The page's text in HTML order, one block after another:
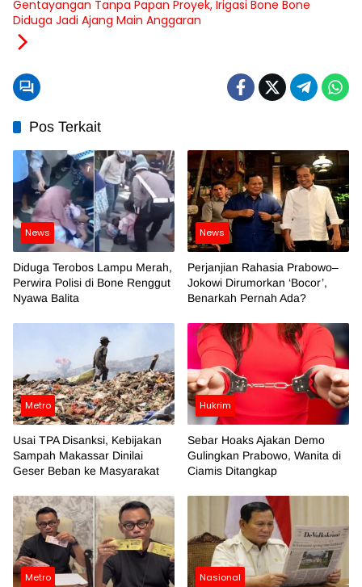
Gentayangan Tanpa Papan Proyek, Irigasi Bone Bone
Diduga Jadi Ajang Main Anggaran
Pos Terkait
News
Diduga Terobos Lampu Merah,
Perwira Polisi di Bone Renggut
Nyawa Balita
News
Perjanjian Rahasia Prabowo–
Jokowi Dirumorkan ‘Bocor’,
Benarkah Pernah Ada?
Metro
Usai TPA Disanksi, Kebijakan
Sampah Makassar Dinilai
Geser Beban ke Masyarakat
Hukrim
Sebar Hoaks Ajakan Demo
Gulingkan Prabowo, Wanita di
Ciamis Ditangkap
Metro Nasional